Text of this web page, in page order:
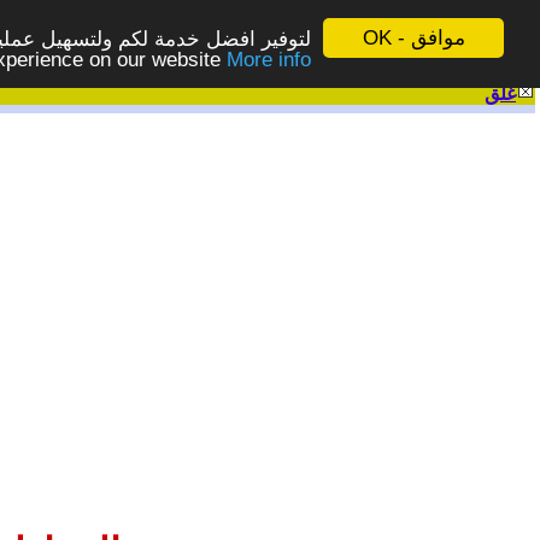
موافق - OK
لتوفير افضل خدمة لكم ولتسهيل
on our website More info - المزيد
غلق